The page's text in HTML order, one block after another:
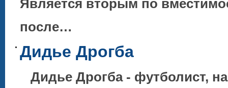
Является вторым по
после…
Дидье Дрогба
Дидье Дрогба - футболист,